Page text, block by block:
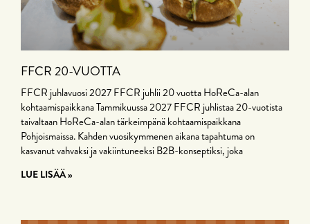
FFCR 20-VUOTTA
FFCR juhlavuosi 2027 FFCR juhlii 20 vuotta HoReCa-alan
kohtaamispaikkana Tammikuussa 2027 FFCR juhlistaa 20-vuotista
taivaltaan HoReCa-alan tärkeimpänä kohtaamispaikkana
Pohjoismaissa. Kahden vuosikymmenen aikana tapahtuma on
kasvanut vahvaksi ja vakiintuneeksi B2B-konseptiksi, joka
LUE LISÄÄ »